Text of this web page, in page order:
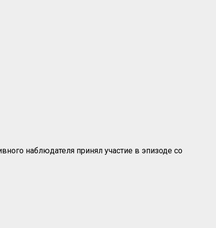
наблюдателя принял участие в эпизоде со